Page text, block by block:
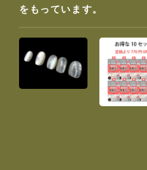
をもっています。